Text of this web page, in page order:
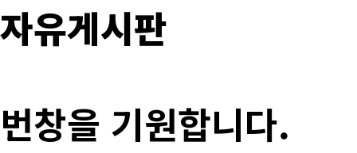
자유게시판
번창을 기원합니다.